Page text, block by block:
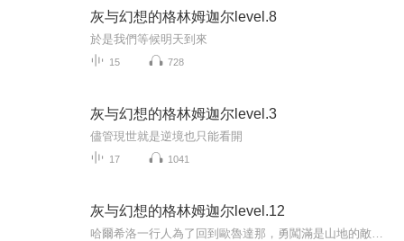
灰与幻想的格林姆迦尔level.8
於是我們等候明天到來
15 728
灰与幻想的格林姆迦尔level.3
儘管現世就是逆境也只能看開
17 1041
灰与幻想的格林姆迦尔level.12